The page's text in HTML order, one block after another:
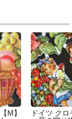
M】
ドイツ ク